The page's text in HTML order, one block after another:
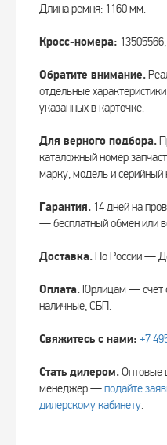
Длина ремня: 1160 мм.
Кросс-номера:
Обратите внимание.
отдельные
указанных в карточке.
Для верного подбора.
каталожный номер
марку, модель и серийный
Гарантия. 14 дней на
— бесплатный обмен или
Доставка.По России —
Оплата. Юрлицам — счёт
наличные, СБП.
Свяжитесь с нами: +7
Стать дилером.Оптовые
менеджер —подайте
дилерскому кабинету.